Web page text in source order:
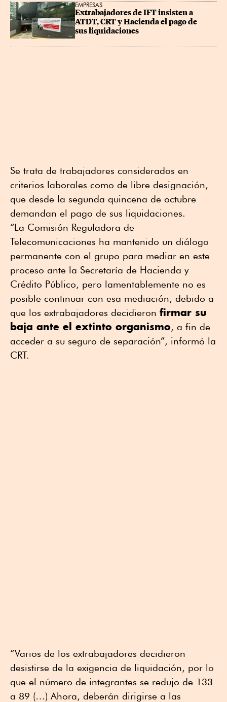
EMPRESAS
Extrabajadores de IFT insisten a
ATDT, CRT y Hacienda el pago de
sus liquidaciones
Se trata de trabajadores considerados en
criterios laborales como de libre designación,
que desde la segunda quincena de octubre
demandan el pago de sus liquidaciones.
“La Comisión Reguladora de
Telecomunicaciones ha mantenido un diálogo
permanente con el grupo para mediar en este
proceso ante la Secretaría de Hacienda y
Crédito Público, pero lamentablemente no es
posible continuar con esa mediación, debido a
que los extrabajadores decidieron firmar su
baja ante el extinto organismo, a fin de
acceder a su seguro de separación”, informó la
CRT.
“Varios de los extrabajadores decidieron
desistirse de la exigencia de liquidación, por lo
que el número de integrantes se redujo de 133
a 89 (…) Ahora, deberán dirigirse a las